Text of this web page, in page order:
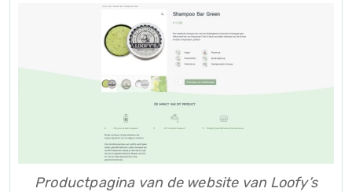
Productpagina van de website van Loofy’s